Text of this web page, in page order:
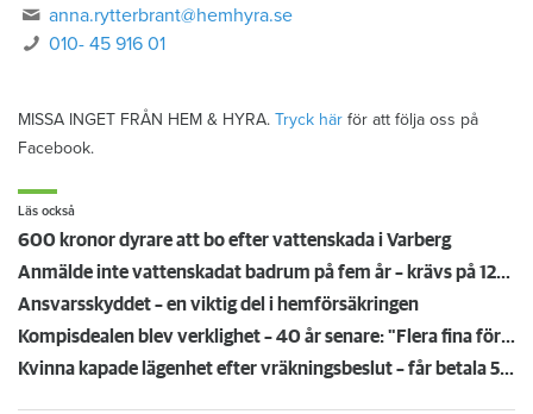
anna.rytterbrant@hemhyra.se
010- 45 916 01
MISSA INGET FRÅN HEM & HYRA. Tryck här för att följa oss på
Facebook.
Läs också
600 kronor dyrare att bo efter vattenskada i Varberg
Anmälde inte vattenskadat badrum på fem år – krävs på 125 000 kronor
Ansvarsskyddet – en viktig del i hemförsäkringen
Kompisdealen blev verklighet – 40 år senare: "Flera fina fördelar med att dela bostad"
Kvinna kapade lägenhet efter vräkningsbeslut – får betala 50 000